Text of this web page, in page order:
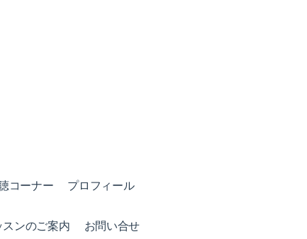
コーナー プロフィール
ンのご案内 お問い合せ